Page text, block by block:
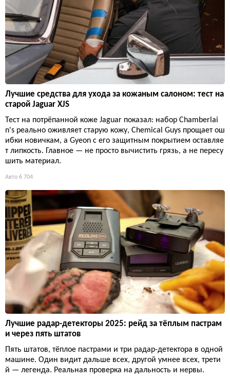
Лучшие средства для ухода за кожаным салоном: тест на
старой Jaguar XJS
Тест на потрёпанной коже Jaguar показал: набор Chamberlai
n's реально оживляет старую кожу, Chemical Guys прощает ош
ибки новичкам, а Gyeon с его защитным покрытием оставляе
т липкость. Главное — не просто вычистить грязь, а не пересу
шить материал.
Авто 6 704
Лучшие радар-детекторы 2025: рейд за тёплым пастрам
и через пять штатов
Пять штатов, тёплое пастрами и три радар-детектора в одной
машине. Один видит дальше всех, другой умнее всех, трети
й — легенда. Реальная проверка на дальность и нервы.